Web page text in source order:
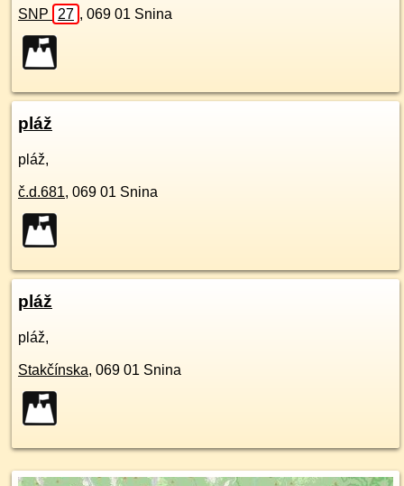
SNP 27 , 069 01 Snina
pláž
pláž,
č.d.681, 069 01 Snina
pláž
pláž,
Stakčínska, 069 01 Snina